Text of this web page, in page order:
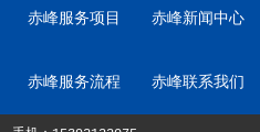
赤峰服务项目 赤峰新闻中心
赤峰服务流程 赤峰联系我们